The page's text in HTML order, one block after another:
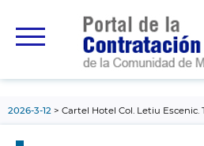
principal
2026-3-12 Cartel Hotel Col. Letiu Escenic.